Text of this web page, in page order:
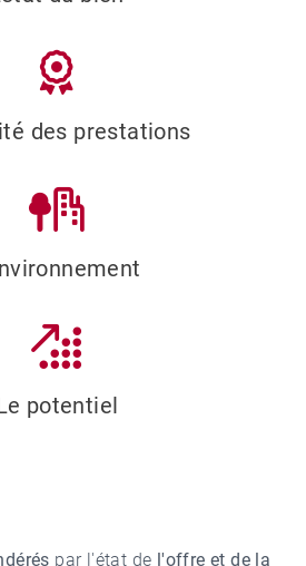
des prestations
potentiel
par l'état de l'offre et de la